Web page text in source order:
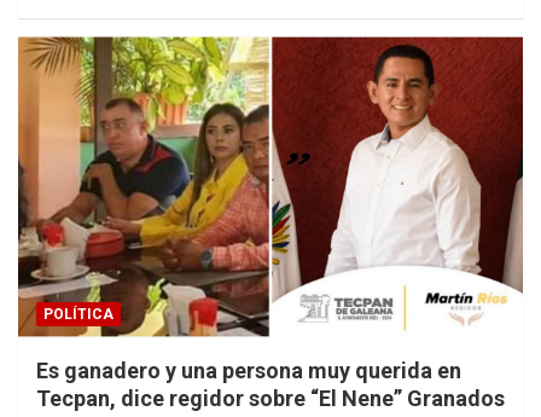
POLÍTICA
Es ganadero y una persona muy querida en
Tecpan, dice regidor sobre “El Nene” Granados